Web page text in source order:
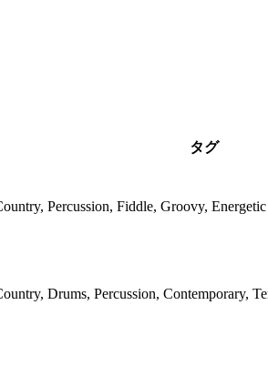
タグ
Percussion, Fiddle, Groovy, Energetic
Drums, Percussion, Contemporary,